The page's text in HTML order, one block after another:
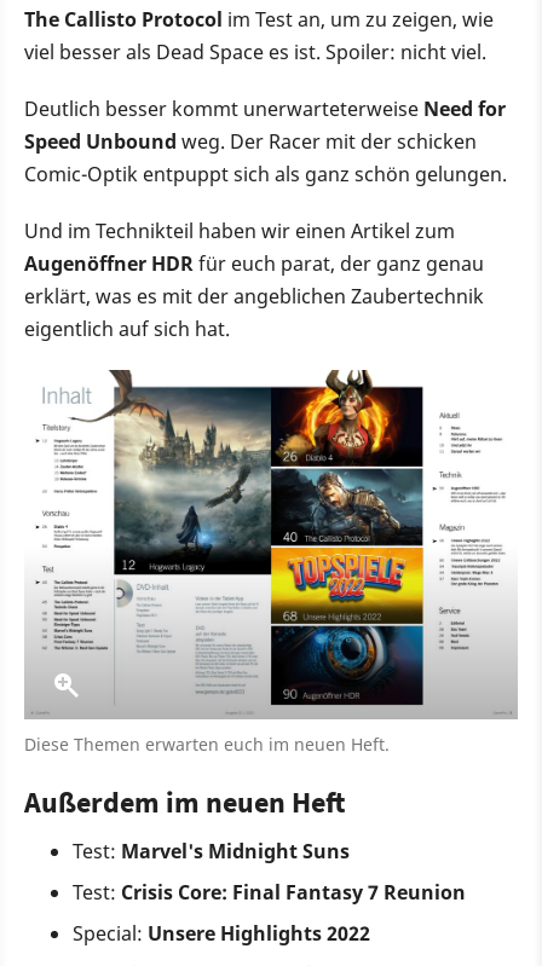
The Callisto Protocol im Test an, um zu zeigen, wie
viel besser als Dead Space es ist. Spoiler: nicht viel.
Deutlich besser kommt unerwarteterweise Need for
Speed Unbound weg. Der Racer mit der schicken
Comic-Optik entpuppt sich als ganz schön gelungen.
Und im Technikteil haben wir einen Artikel zum
Augenöffner HDRfür euch parat, der ganz genau
erklärt, was es mit der angeblichen Zaubertechnik
eigentlich auf sich hat.
Diese Themen erwarten euch im neuen Heft.
Außerdem im neuen Heft
Test: Marvel's Midnight Suns
Test: Crisis Core: Final Fantasy 7 Reunion
Special: Unsere Highlights 2022